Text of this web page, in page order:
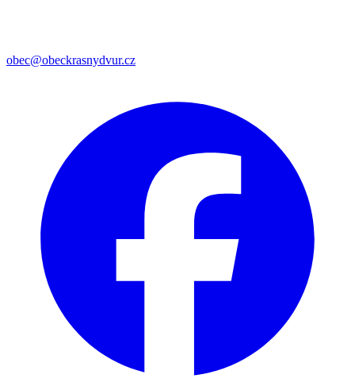
obec@obeckrasnydvur.cz